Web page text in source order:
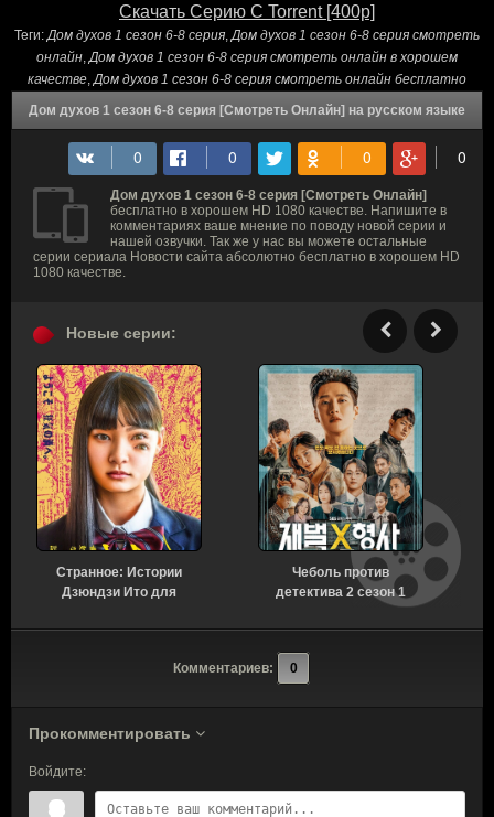
Скачать Серию С Torrent [400p]
Теги: Дом духов 1 сезон 6-8 серия Дом духов 1 сезон 6-8 серия смотреть
онлайн Дом духов 1 сезон 6-8 серия смотреть онлайн в хорошем
качестве Дом духов 1 сезон 6-8 серия смотреть онлайн бесплатно
Дом духов 1 сезон 6-8 серия [Смотреть Онлайн] на русском языке
Дом духов 1 сезон 6-8 серия [Смотреть Онлайн]
бесплатно в хорошем HD 1080 качестве. Напишите в
комментариях ваше мнение по поводу новой серии и
нашей озвучки. Так же у нас вы можете остальные
серии сериала Новости сайта абсолютно бесплатно в хорошем HD
1080 качестве.
Новые серии:
Странное: Истории
Дзюндзи Ито для
сезон 6 серия [Смотреть
Чеболь против
детектива 2 сезон 1
Онлайн]
Комментариев: 0
Прокомментировать
Войдите: